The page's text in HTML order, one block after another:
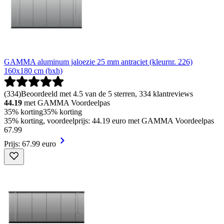
GAMMA aluminum jaloezie 25 mm antraciet (kleurnr. 226)
160x180 cm (bxh)
(334)Beoordeeld met 4.5 van de 5 sterren, 334 klantreviews
44.19 met GAMMA Voordeelpas
35% korting35% korting
35% korting, voordeelprijs: 44.19 euro met GAMMA Voordeelpas
67.99
Prijs: 67.99 euro